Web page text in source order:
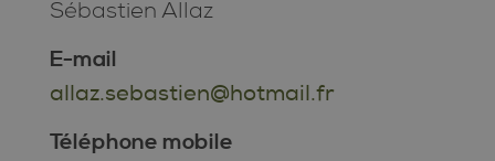
Sébastien Allaz
E-mail
allaz.sebastien@hotmail.fr
Téléphone mobile